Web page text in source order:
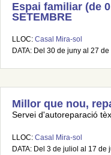
Espai familiar (de
SETEMBRE
LLOC: Casal Mira-sol
DATA: Del 30 de juny al 27
Millor que nou,
Servei d'autoreparació
LLOC: Casal Mira-sol
DATA: Del 3 de juliol al 17